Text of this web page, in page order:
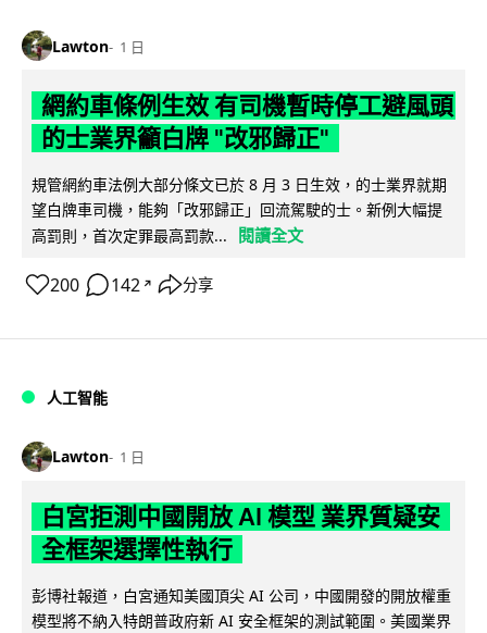
Lawton 1 日
網約車條例生效 有司機暫時停工避風頭
的士業界籲白牌 "改邪歸正"
規管網約車法例大部分條文已於 8 月 3 日生效，的士業界就期
望白牌車司機，能夠「改邪歸正」回流駕駛的士。新例大幅提
高罰則，首次定罪最高罰款...
閱讀全文
200 142 ↗ 分享
人工智能
Lawton 1 日
白宮拒測中國開放 AI 模型 業界質疑安
全框架選擇性執行
彭博社報道，白宮通知美國頂尖 AI 公司，中國開發的開放權重
模型將不納入特朗普政府新 AI 安全框架的測試範圍。美國業界